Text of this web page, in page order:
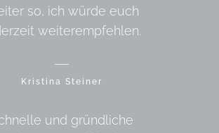
so, ich würde euch
weiterempfehlen.
Kristina Steiner
und gründliche